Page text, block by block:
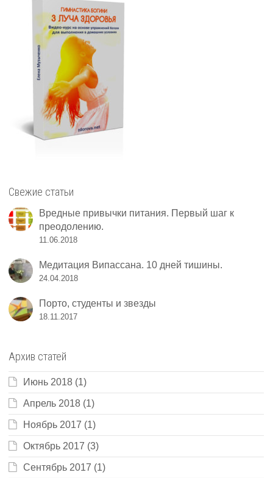
Свежие статьи
Вредные привычки питания. Первый шаг к
преодолению.
11.06.2018
Медитация Випассана. 10 дней тишины.
24.04.2018
Порто, студенты и звезды
18.11.2017
Архив статей
Июнь 2018 (1)
Апрель 2018 (1)
Ноябрь 2017 (1)
Октябрь 2017 (3)
Сентябрь 2017 (1)